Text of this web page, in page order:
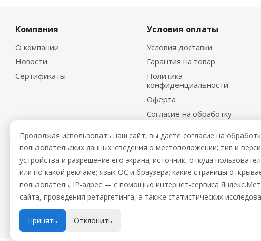
Компания
О компании
Новости
Сертификаты
Условия оплаты
Условия доставки
Гарантия на товар
Политика
конфиденциальности
Оферта
Согласие на обработку
персональных данных файл
Продолжая использовать наш сайт, вы даете согласие на
пользовательских данных: сведения о местоположении; тип и
устройства и разрешение его экрана; источник, откуда
или по какой рекламе; язык ОС и браузера; какие страницы
пользователь; IP-адрес — с помощью интернет-сервиса
сайта, проведения ретаргетинга, а также статистических
Принять Отклонить